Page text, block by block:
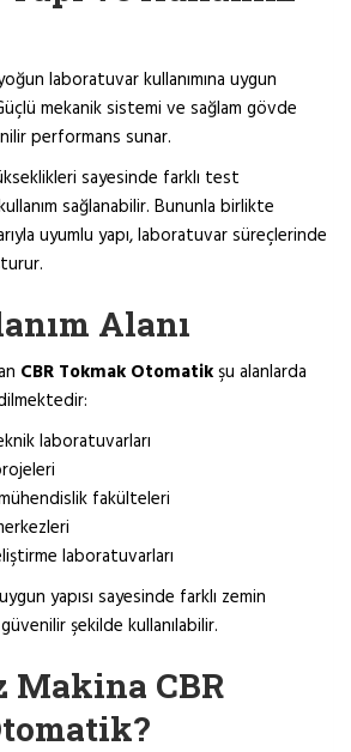
laboratuvar kullanımına uygun
mekanik sistemi ve sağlam gövde
performans sunar.
sayesinde farklı test
sağlanabilir. Bununla birlikte
uyumlu yapı, laboratuvar süreçlerinde
Alanı
CBR Tokmak Otomatikşu alanlarda
laboratuvarları
fakülteleri
laboratuvarları
yapısı sayesinde farklı zemin
şekilde kullanılabilir.
Makina CBR